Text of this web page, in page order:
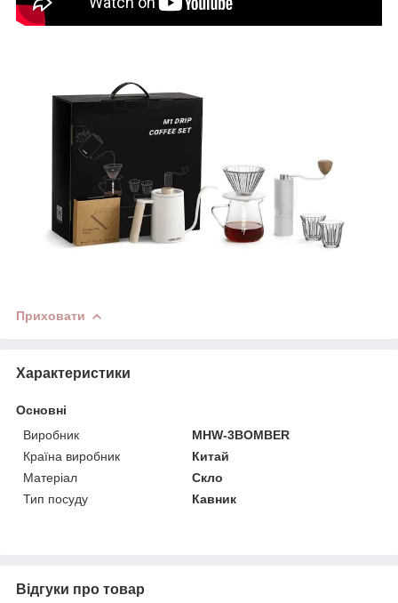
Приховати
Характеристики
Основні
Виробник
MHW-3BOMBER
Країна виробник
Китай
Матеріал
Скло
Тип посуду
Кавник
Відгуки про товар